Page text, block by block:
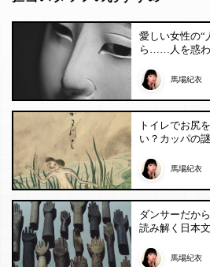
愛しい女性の“
ら……人を惑わ
馬場紀衣
トイレでお尻
い？カッパの
馬場紀衣
ダンサーだか
読み解く日本
馬場紀衣